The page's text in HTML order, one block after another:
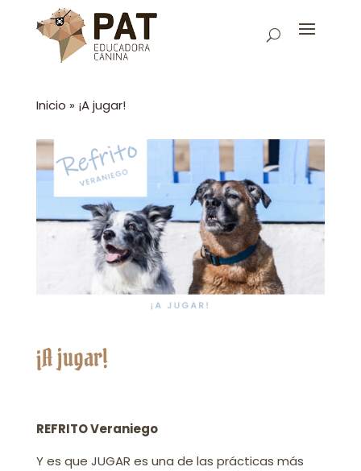
Inicio » ¡A jugar!
¡A jugar!
REFRITO Veraniego
Y es que JUGAR es una de las prácticas más